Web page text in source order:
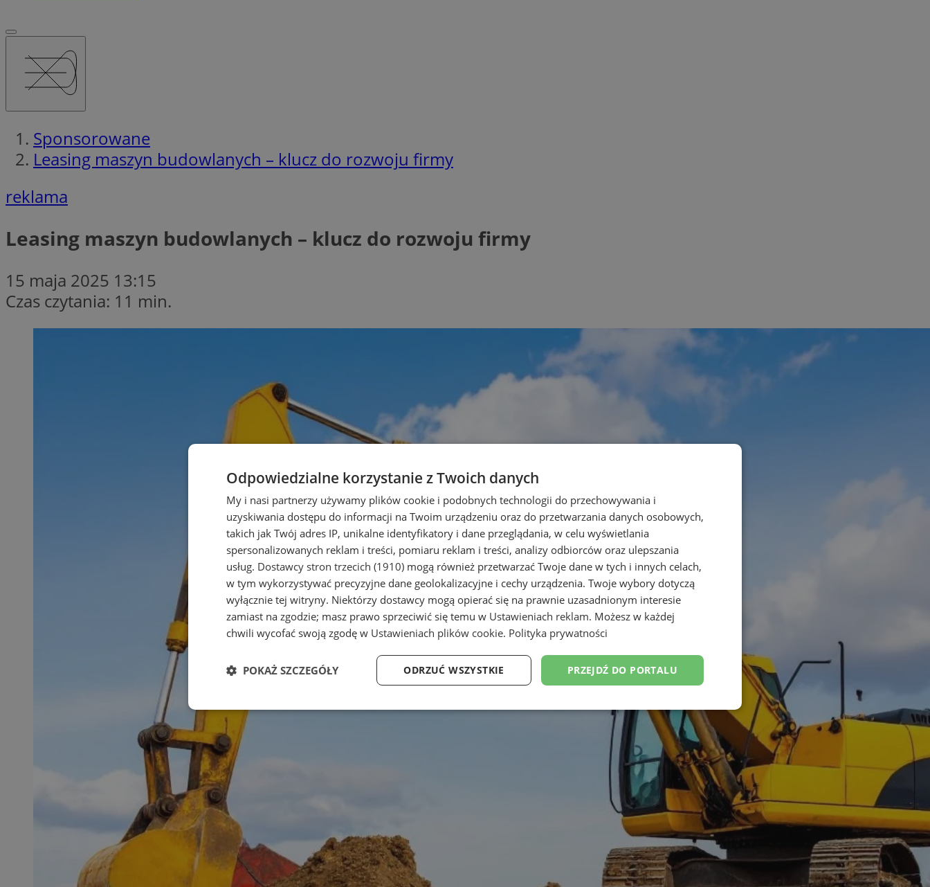
Sponsorowane
Leasing maszyn budowlanych – klucz do rozwoju firmy
reklama
Leasing maszyn budowlanych – klucz do rozwoju firmy
15 maja 2025 13:15
Czas czytania: 11 min.
Odpowiedzialne korzystanie z Twoich danych
My i nasi partnerzy używamy plików cookie i podobnych technologii do przechowywania i
uzyskiwania dostępu do informacji na Twoim urządzeniu oraz do przetwarzania danych osobowych,
takich jak Twój adres IP, unikalne identyfikatory i dane przeglądania, w celu wyświetlania
spersonalizowanych reklam i treści, pomiaru reklam i treści, analizy odbiorców oraz ulepszania
usług. Dostawcy stron trzecich (1910) mogą również przetwarzać Twoje dane w tych i innych celach,
w tym wykorzystywać precyzyjne dane geolokalizacyjne i cechy urządzenia. Twoje wybory dotyczą
wyłącznie tej witryny. Niektórzy dostawcy mogą opierać się na prawnie uzasadnionym interesie
zamiast na zgodzie; masz prawo sprzeciwić się temu w Ustawieniach reklam. Możesz w każdej
chwili wycofać swoją zgodę w Ustawieniach plików cookie. Polityka prywatności
PRZEJDŹ DO PORTALU
ODRZUĆ WSZYSTKIE
POKAŻ SZCZEGÓŁY
Niezbędne Wydajność Targetowanie Funkcjonalność Niesklasyfikowane
Niesklasyfikowane
Niezbędne pliki cookie umożliwiają korzystanie z podstawowych funkcji strony internetowej, takich jak logowanie użytkownika i
zarządzanie kontem. Bez niezbędnych plików cookie nie można prawidłowo korzystać ze strony internetowej.
Nazwa
Provider /
Domena
przechowywania